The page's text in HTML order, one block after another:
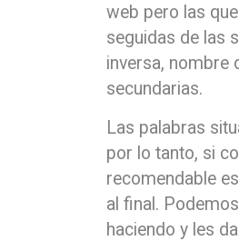
web pero las
seguidas de las
inversa, nombre
secundarias.
Las palabras
por lo tanto, si
recomendable
al final.
haciendo y les